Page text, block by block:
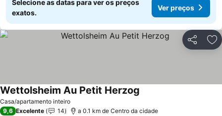
Selecione as datas para ver os preços
exatos.
Ver preços
Partilhar
Casa/apartamento inteiro
Wettolsheim Au Petit Herzog
9,6 Excelente 14 a 0.1 km de Centro da cidade